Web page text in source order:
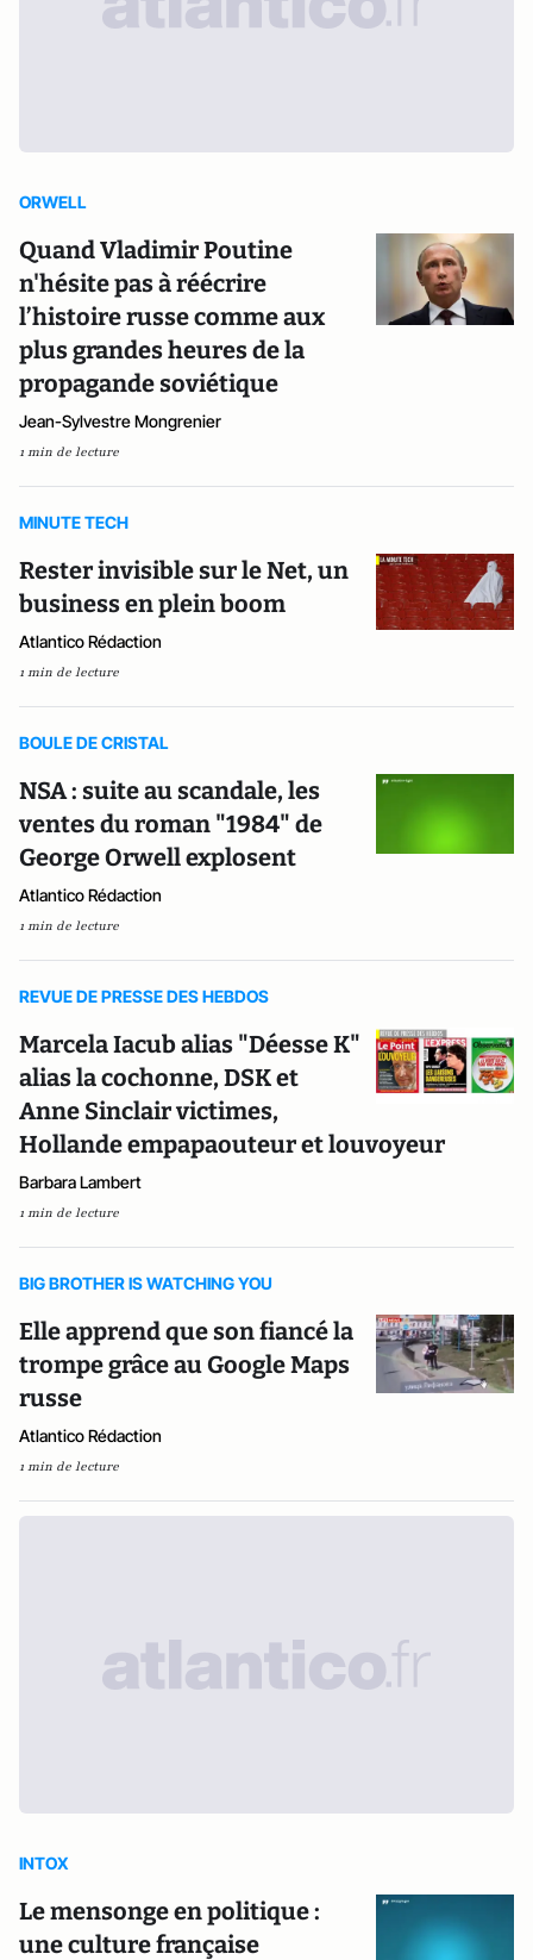
ORWELL
Quand Vladimir Poutine
n'hésite pas à réécrire
l’histoire russe comme aux
plus grandes heures de la
propagande soviétique
Jean-Sylvestre Mongrenier
1 min de lecture
MINUTE TECH
Rester invisible sur le Net, un
business en plein boom
Atlantico Rédaction
1 min de lecture
BOULE DE CRISTAL
NSA : suite au scandale, les
ventes du roman "1984" de
George Orwell explosent
Atlantico Rédaction
1 min de lecture
REVUE DE PRESSE DES HEBDOS
Marcela Iacub alias "Déesse K"
alias la cochonne, DSK et
Anne Sinclair victimes,
Hollande empapaouteur et louvoyeur
Barbara Lambert
1 min de lecture
BIG BROTHER IS WATCHING YOU
Elle apprend que son fiancé la
trompe grâce au Google Maps
russe
Atlantico Rédaction
1 min de lecture
INTOX
Le mensonge en politique :
une culture française